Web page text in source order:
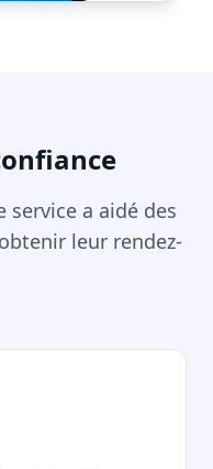
service a aidé des
leur rendez-